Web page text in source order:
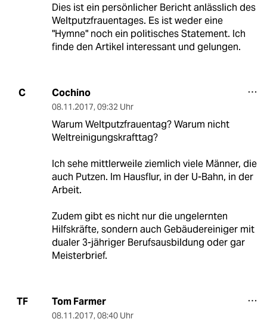
Dies ist ein persönlicher Bericht anlässlich des
Weltputzfrauentages. Es ist weder eine
"Hymne" noch ein politisches Statement. Ich
finde den Artikel interessant und gelungen.
C Cochino
08.11.2017, 09:32 Uhr
Warum Weltputzfrauentag? Warum nicht
Weltreinigungskrafttag?
Ich sehe mittlerweile ziemlich viele Männer, die
auch Putzen. Im Hausflur, in der U-Bahn, in der
Arbeit.
Zudem gibt es nicht nur die ungelernten
Hilfskräfte, sondern auch Gebäudereiniger mit
dualer 3-jähriger Berufsausbildung oder gar
Meisterbrief.
TF Tom Farmer
08.11.2017, 08:40 Uhr